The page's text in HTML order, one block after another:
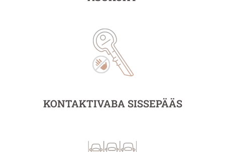
KONTAKTIVABA SISSEPÄÄS